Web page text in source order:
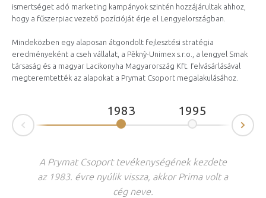
ismertséget adó marketing kampányok szintén hozzájárultak ahhoz,
hogy a fűszerpiac vezető pozícióját érje el Lengyelországban.
Mindeközben egy alaposan átgondolt fejlesztési stratégia
eredményeként a cseh vállalat, a Pěknỳ-Unimex s.r.o., a lengyel Smak
társaság és a magyar Lacikonyha Magyarország Kft. felvásárlásával
megteremtették az alapokat a Prymat Csoport megalakulásához.
1983 1995
A Prymat Csoport tevékenységének kezdete
az 1983. évre nyúlik vissza, akkor Prima volt a
cég neve.